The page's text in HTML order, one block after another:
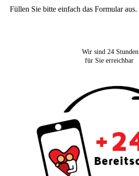
Füllen Sie bitte einfach das Formular aus.
Wir sind 24 Stunden
für Sie erreichbar